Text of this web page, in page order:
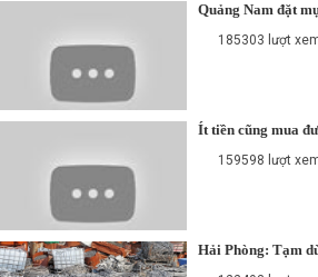
Quảng Nam đặt
185303 lượt
Ít tiền cũng mua
159598 lượt
Hải Phòng: Tạm